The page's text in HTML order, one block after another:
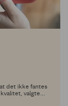
det ikke fantes
valgte